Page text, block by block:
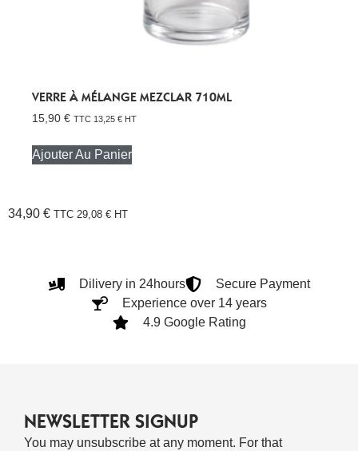
VERRE À MÉLANGE MEZCLAR 710ML
15,90 € TTC 13,25 € HT
Ajouter Au Panier
34,90 € TTC 29,08 € HT
Dilivery in 24hours
Secure Payment
Experience over 14 years
4.9 Google Rating
NEWSLETTER SIGNUP
You may unsubscribe at any moment. For that